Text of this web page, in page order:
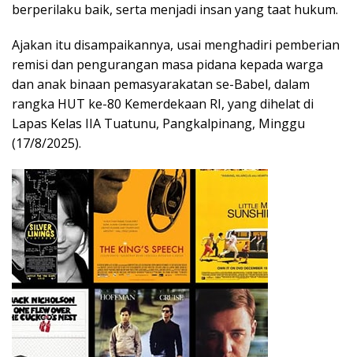
berperilaku baik, serta menjadi insan yang taat hukum.
Ajakan itu disampaikannya, usai menghadiri pemberian
remisi dan pengurangan masa pidana kepada warga
dan anak binaan pemasyarakatan se-Babel, dalam
rangka HUT ke-80 Kemerdekaan RI, yang dihelat di
Lapas Kelas IIA Tuatunu, Pangkalpinang, Minggu
(17/8/2025).